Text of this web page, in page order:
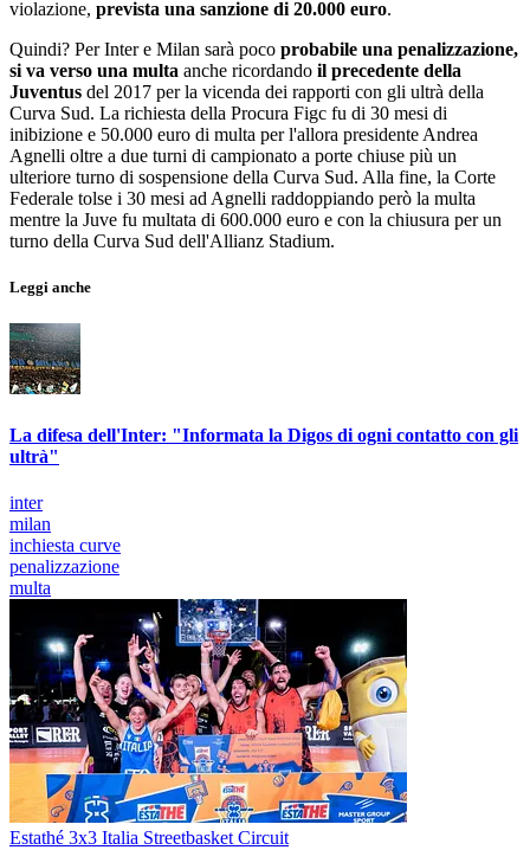
violazione, prevista una sanzione di 20.000 euro.
Quindi? Per Inter e Milan sarà poco probabile una penalizzazione,
si va verso una multa anche ricordando il precedente della
Juventus del 2017 per la vicenda dei rapporti con gli ultrà della
Curva Sud. La richiesta della Procura Figc fu di 30 mesi di
inibizione e 50.000 euro di multa per l'allora presidente Andrea
Agnelli oltre a due turni di campionato a porte chiuse più un
ulteriore turno di sospensione della Curva Sud. Alla fine, la Corte
Federale tolse i 30 mesi ad Agnelli raddoppiando però la multa
mentre la Juve fu multata di 600.000 euro e con la chiusura per un
turno della Curva Sud dell'Allianz Stadium.
Leggi anche
La difesa dell'Inter: "Informata la Digos di ogni contatto con gli
ultrà"
inter
milan
inchiesta curve
penalizzazione
multa
Estathé 3x3 Italia Streetbasket Circuit